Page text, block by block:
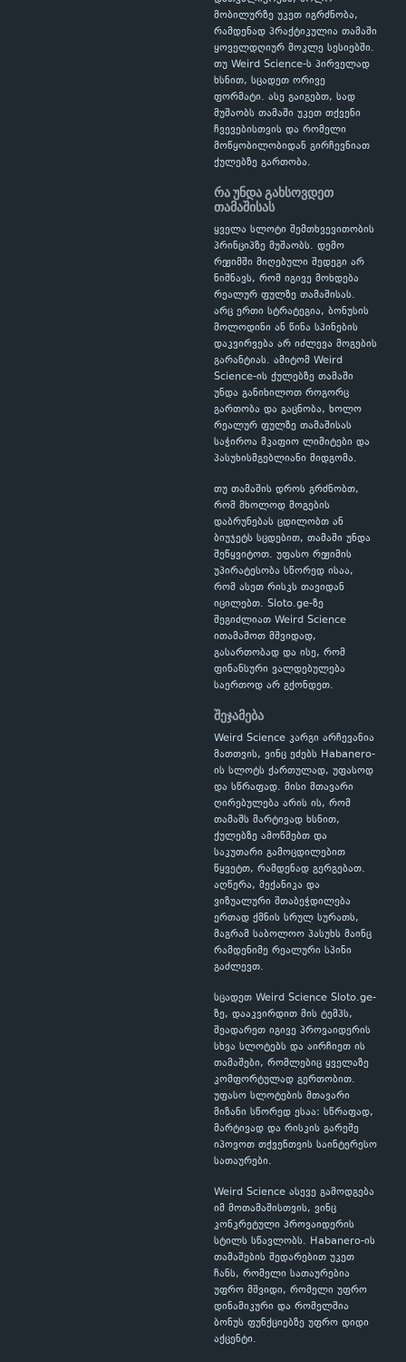
მობილურზე უკეთ იგრძნობა,
რამდენად პრაქტიკულია თამაში
ყოველდღიურ მოკლე სესიებში.
თუ Weird Science-ს პირველად
ხსნით, სცადეთ ორივე
ფორმატი. ასე გაიგებთ, სად
მუშაობს თამაში უკეთ თქვენი
ჩვევებისთვის და რომელი
მოწყობილობიდან გირჩევნიათ
ქულებზე გართობა.
რა უნდა გახსოვდეთ
თამაშისას
ყველა სლოტი შემთხვევითობის
პრინციპზე მუშაობს. დემო
რეჟიმში მიღებული შედეგი არ
ნიშნავს, რომ იგივე მოხდება
რეალურ ფულზე თამაშისას.
არც ერთი სტრატეგია, ბონუსის
მოლოდინი ან წინა სპინების
დაკვირვება არ იძლევა მოგების
გარანტიას. ამიტომ Weird
Science-ის ქულებზე თამაში
უნდა განიხილოთ როგორც
გართობა და გაცნობა, ხოლო
რეალურ ფულზე თამაშისას
საჭიროა მკაფიო ლიმიტები და
პასუხისმგებლიანი მიდგომა.
თუ თამაშის დროს გრძნობთ,
რომ მხოლოდ მოგების
დაბრუნებას ცდილობთ ან
ბიუჯეტს სცდებით, თამაში უნდა
შეწყვიტოთ. უფასო რეჟიმის
უპირატესობა სწორედ ისაა,
რომ ასეთ რისკს თავიდან
იცილებთ. Sloto.ge-ზე
შეგიძლიათ Weird Science
ითამაშოთ მშვიდად,
გასართობად და ისე, რომ
ფინანსური ვალდებულება
საერთოდ არ გქონდეთ.
შეჯამება
Weird Science კარგი არჩევანია
მათთვის, ვინც ეძებს Habanero-
ის სლოტს ქართულად, უფასოდ
და სწრაფად. მისი მთავარი
ღირებულება არის ის, რომ
თამაშს მარტივად ხსნით,
ქულებზე ამოწმებთ და
საკუთარი გამოცდილებით
წყვეტთ, რამდენად გერგებათ.
აღწერა, მექანიკა და
ვიზუალური შთაბეჭდილება
ერთად ქმნის სრულ სურათს,
მაგრამ საბოლოო პასუხს მაინც
რამდენიმე რეალური სპინი
გაძლევთ.
სცადეთ Weird Science Sloto.ge-
ზე, დააკვირდით მის ტემპს,
შეადარეთ იგივე პროვაიდერის
სხვა სლოტებს და აირჩიეთ ის
თამაშები, რომლებიც ყველაზე
კომფორტულად გერთობით.
უფასო სლოტების მთავარი
მიზანი სწორედ ესაა: სწრაფად,
მარტივად და რისკის გარეშე
იპოვოთ თქვენთვის საინტერესო
სათაურები.
Weird Science ასევე გამოდგება
იმ მოთამაშისთვის, ვინც
კონკრეტული პროვაიდერის
სტილს სწავლობს. Habanero-ის
თამაშების შედარებით უკეთ
ჩანს, რომელი სათაურებია
უფრო მშვიდი, რომელი უფრო
დინამიკური და რომელშია
ბონუს ფუნქციებზე უფრო დიდი
აქცენტი.